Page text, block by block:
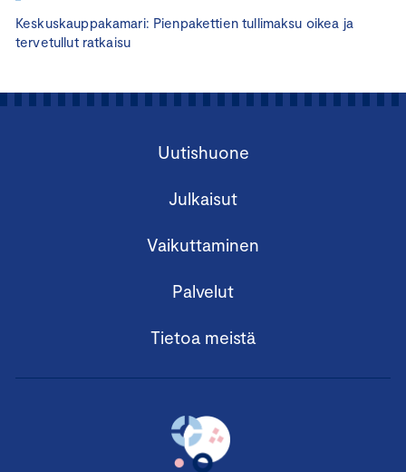
Keskuskauppakamari: Pienpakettien tullimaksu oikea ja
tervetullut ratkaisu
Uutishuone
Julkaisut
Vaikuttaminen
Palvelut
Tietoa meistä